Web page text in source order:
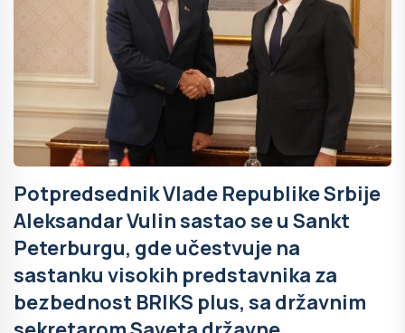
Potpredsednik Vlade Republike Srbije
Aleksandar Vulin sastao se u Sankt
Peterburgu, gde učestvuje na
sastanku visokih predstavnika za
bezbednost BRIKS plus, sa državnim